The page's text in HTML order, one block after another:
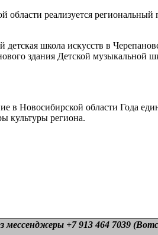
реализуется
школа искусств в
здания Детской
в Новосибирской области Года
культуры региона.
мессенджеры +7 913 464 7039